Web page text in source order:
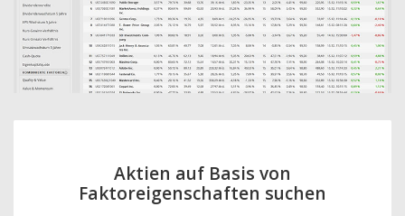
Aktien auf Basis von
Faktoreigenschaften suchen